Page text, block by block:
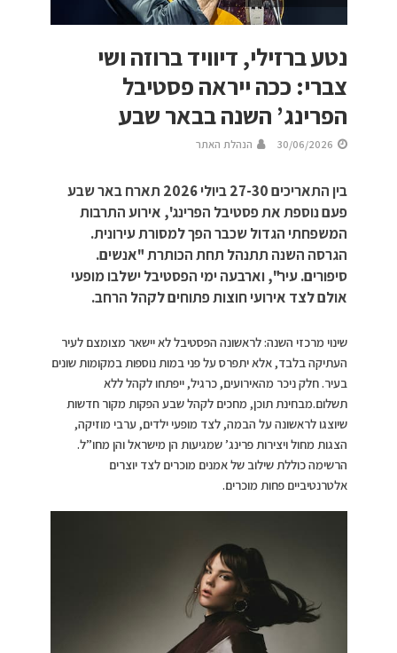
נטע ברזילי, דיוויד ברוזה ושי
צברי: ככה ייראה פסטיבל
הפרינג’ השנה בבאר שבע
30/06/2026 הנהלת האתר
בין התאריכים 27-30 ביולי 2026 תארח באר שבע
פעם נוספת את פסטיבל הפרינג', אירוע התרבות
המשפחתי הגדול שכבר הפך למסורת עירונית.
הגרסה השנה תתנהל תחת הכותרת "אנשים.
סיפורים. עיר", וארבעה ימי הפסטיבל ישלבו מופעי
אולם לצד אירועי חוצות פתוחים לקהל הרחב.
שינוי מרכזי השנה: לראשונה הפסטיבל לא יישאר מצומצם לעיר
העתיקה בלבד, אלא יתפרס על פני במות נוספות במקומות שונים
בעיר. חלק ניכר מהאירועים, כרגיל, ייפתחו לקהל ללא
תשלום.מבחינת תוכן, מחכים לקהל שבע הפקות מקור חדשות
שיוצגו לראשונה על הבמה, לצד מופעי ילדים, ערבי מוזיקה,
הצגות מחול ויצירות פרינג’ שמגיעות הן מישראל והן מחו”ל.
הרשימה כוללת שילוב של אמנים מוכרים לצד יוצרים
אלטרנטיביים פחות מוכרים.